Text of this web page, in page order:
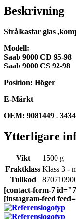
Beskrivning
Strålkastar glas
Modell:
Saab 9000 CD 95-98
Saab 9000 CS 92-98
Position: Höger
E-Märkt
OEM: 9081449 ,
Ytterligare
Vikt
1500 g
Fraktklass Klass 3 -
Tullkod
[contact-form-7
[instagram-feed